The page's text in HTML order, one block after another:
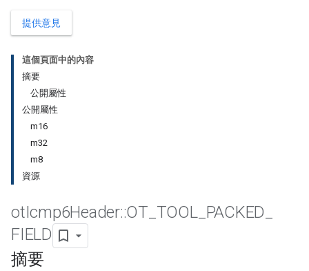
提供意見
這個頁面中的內容
摘要
公開屬性
公開屬性
m16
m32
m8
資源
otIcmp6Header::OT TOOL_ PACKED
FIELD
摘要